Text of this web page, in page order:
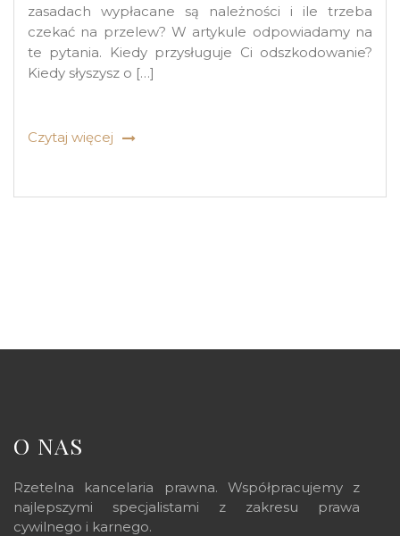
zasadach wypłacane są należności i ile trzeba
czekać na przelew? W artykule odpowiadamy na
te pytania. Kiedy przysługuje Ci odszkodowanie?
Kiedy słyszysz o […]
Czytaj więcej
O NAS
Rzetelna kancelaria prawna. Współpracujemy z
najlepszymi specjalistami z zakresu prawa
cywilnego i karnego.